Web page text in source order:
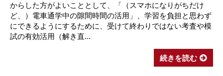
からした方がよいこととして、「（スマホになりがちだけ
ど、）電車通学中の隙間時間の活用」、学習を負担と思わず
にできるようにするために、受けて終わりではない考査や模
試の有効活用（解き直...
続きを読む